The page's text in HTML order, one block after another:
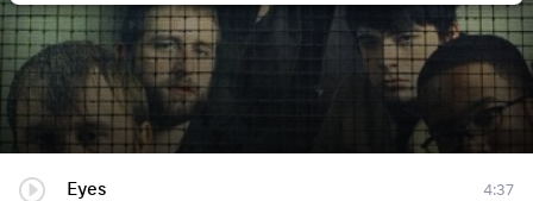
Eyes
4:37